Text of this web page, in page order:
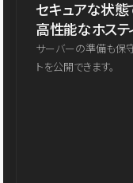
セキュアな状態
高性能なホステ
サーバーの準備も保
トを公開できます。